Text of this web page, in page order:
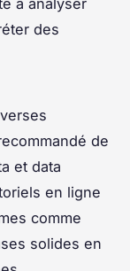
des
de
et data
en ligne
comme
solides en